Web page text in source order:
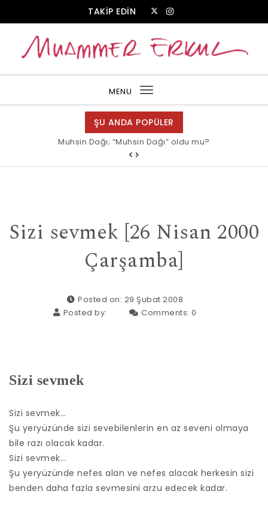
TAKİP EDİN
MENU
Toggle
navigation
ŞU ANDA POPÜLER
Muhsin Dağı; “Muhsin Dağı” oldu mu?
Allah bir, dese sözüne inanır mısın?
Sizi sevmek [26 Nisan 2000
Çarşamba]
Posted on: 29 Şubat 2008
Posted by:
Comments:0
Sizi sevmek
Sizi sevmek…
Şu yeryüzünde sizi sevebilenlerin en az seveni olmaya
bile razı olacak kadar.
Sizi sevmek…
Şu yeryüzünde nefes alan ve nefes alacak herkesin sizi
benden daha fazla sevmesini arzu edecek kadar.